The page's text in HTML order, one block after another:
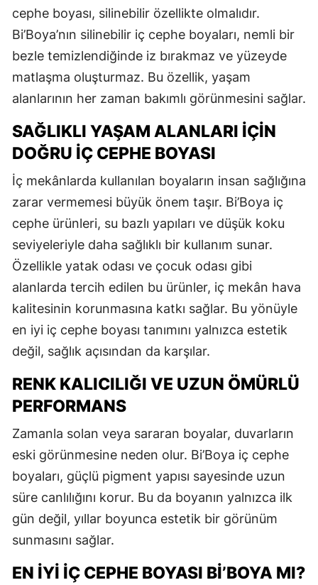
cephe boyası, silinebilir özellikte olmalıdır.
Bi’Boya’nın silinebilir iç cephe boyaları, nemli bir
bezle temizlendiğinde iz bırakmaz ve yüzeyde
matlaşma oluşturmaz. Bu özellik, yaşam
alanlarının her zaman bakımlı görünmesini sağlar.
SAĞLIKLI YAŞAM ALANLARI İÇIN
DOĞRU İÇ CEPHE BOYASI
İç mekânlarda kullanılan boyaların insan sağlığına
zarar vermemesi büyük önem taşır. Bi’Boya iç
cephe ürünleri, su bazlı yapıları ve düşük koku
seviyeleriyle daha sağlıklı bir kullanım sunar.
Özellikle yatak odası ve çocuk odası gibi
alanlarda tercih edilen bu ürünler, iç mekân hava
kalitesinin korunmasına katkı sağlar. Bu yönüyle
en iyi iç cephe boyası tanımını yalnızca estetik
değil, sağlık açısından da karşılar.
RENK KALICILIĞI VE UZUN ÖMÜRLÜ
PERFORMANS
Zamanla solan veya sararan boyalar, duvarların
eski görünmesine neden olur. Bi’Boya iç cephe
boyaları, güçlü pigment yapısı sayesinde uzun
süre canlılığını korur. Bu da boyanın yalnızca ilk
gün değil, yıllar boyunca estetik bir görünüm
sunmasını sağlar.
EN İYI İÇ CEPHE BOYASI BI’BOYA MI?